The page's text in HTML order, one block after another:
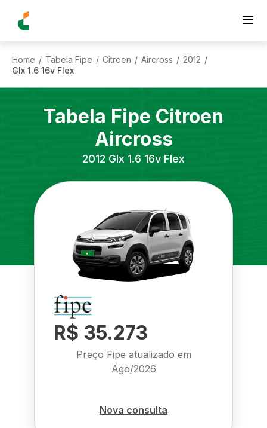
Home / Tabela Fipe / Citroen / Aircross / 2012 /
Glx 1.6 16v Flex
Tabela Fipe Citroen
Aircross
2012 Glx 1.6 16v Flex
R$ 35.273
Preço Fipe atualizado em
Ago/2026
Nova consulta